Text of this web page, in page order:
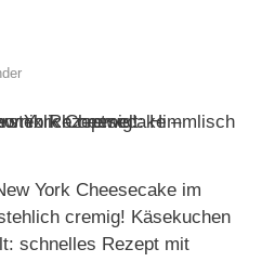
York Cheesecake im
cremig! Käsekuchen
schnelles Rezept mit